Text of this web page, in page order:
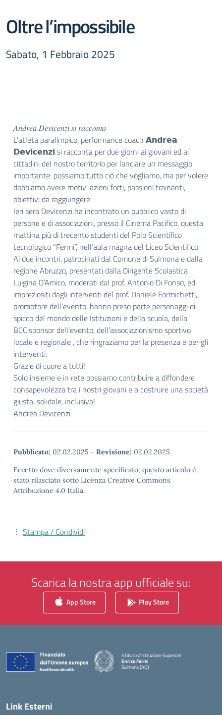
Oltre l’impossibile
Sabato, 1 Febbraio 2025
𝐴𝑛𝑑𝑟𝑒𝑎 𝐷𝑒𝑣𝑖𝑐𝑒𝑛𝑧𝑖 𝑠𝑖 𝑟𝑎𝑐𝑐𝑜𝑛𝑡𝑎
L’atleta paralimpico, performance coach 𝗔𝗻𝗱𝗿𝗲𝗮
𝗗𝗲𝘃𝗶𝗰𝗲𝗻𝘇𝗶 si racconta per due giorni ai giovani ed ai
cittadini del nostro territorio per lanciare un messaggio
importante: possiamo tutto ciò che vogliamo, ma per volere
dobbiamo avere motiv-azioni forti, passioni trainanti,
obiettivi da raggiungere.
Ieri sera Devicenzi ha incontrato un pubblico vasto di
persone e di associazioni, presso il Cinema Pacifico, questa
mattina più di trecento studenti del Polo Scientifico
tecnologico “Fermi”, nell’aula magna del Liceo Scientifico.
Ai due incontri, patrocinati dal Comune di Sulmona e dalla
regione Abruzzo, presentati dalla Dirigente Scolastica
Luigina D’Amico, moderati dal prof. Antonio Di Fonso, ed
impreziositi dagli interventi del prof. Daniele Formichetti,
promotore dell’evento, hanno preso parte personaggi di
spicco del mondo delle Istituzioni e della scuola, della
BCC,sponsor dell’evento, dell’associazionismo sportivo
locale e regionale , che ringraziamo per la presenza e per gli
interventi.
Grazie di cuore a tutti!
Solo insieme e in rete possiamo contribuire a diffondere
consapevolezza tra i nostri giovani e a costruire una società
giusta, solidale, inclusiva!
Andrea Devicenzi
Pubblicato: 02.02.2025 - Revisione: 02.02.2025
Eccetto dove diversamente specificato, questo articolo è
stato rilasciato sotto Licenza Creative Commons
Attribuzione 4.0 Italia.
Stampa / Condividi
Scarica la nostra app ufficiale su:
App Store Play Store
Istituto d'Istruzione Superiore
Enrico Fermi
Sulmona (AQ)
— Visita la pagina iniziale della scuola
Link Esterni